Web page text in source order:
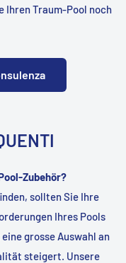
Ihren Traum-Pool noch
Zubehör?
sollten Sie Ihre
Ihres Pools
grosse Auswahl an
steigert. Unsere